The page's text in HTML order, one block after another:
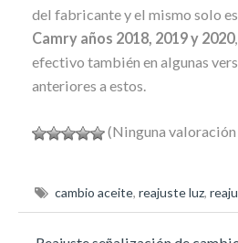
del fabricante y el mismo solo
Camry años 2018, 2019 y 2020
efectivo también en algunas
anteriores a estos.
(Ninguna
cambio aceite, reajuste luz,